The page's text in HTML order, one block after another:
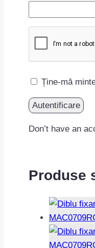
Ține-mă
Don’t have an
Produse